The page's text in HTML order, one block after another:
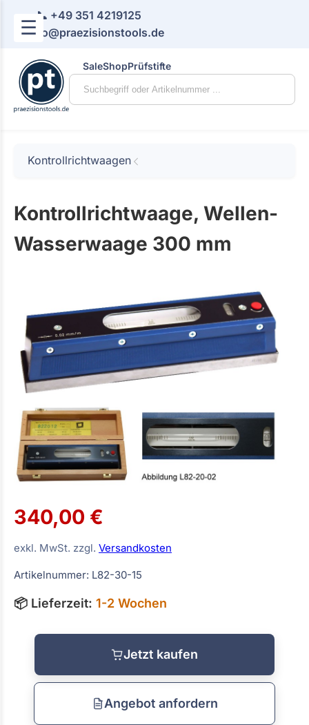
☰
📞 +49 351 4219125
📧 info@praezisionstools.de
SaleShopPrüfstifte
Kontrollrichtwaagen
Kontrollrichtwaage, Wellen-
Wasserwaage 300 mm
340,00 €
exkl. MwSt. zzgl. Versandkosten
Artikelnummer: L82-30-15
📦 Lieferzeit: 1-2 Wochen
Jetzt kaufen
Angebot anfordern